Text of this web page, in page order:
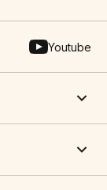
Youtube